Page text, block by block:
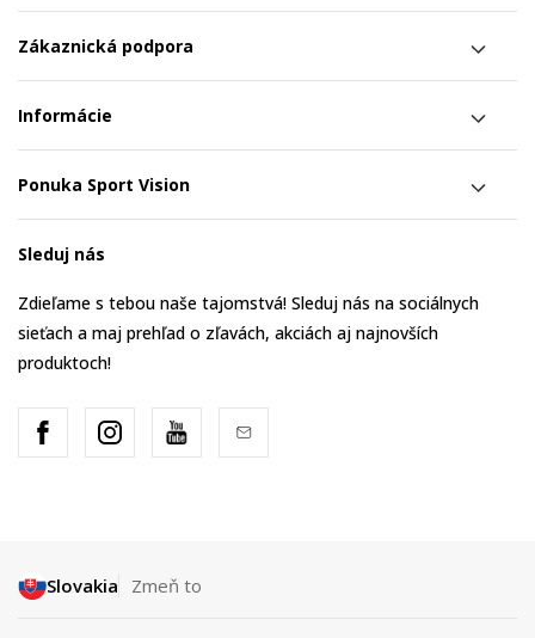
Zákaznická podpora
Informácie
Ponuka Sport Vision
Sleduj nás
Zdieľame s tebou naše tajomstvá! Sleduj nás na sociálnych
sieťach a maj prehľad o zľavách, akciách aj najnovších
produktoch!
Slovakia Zmeň to